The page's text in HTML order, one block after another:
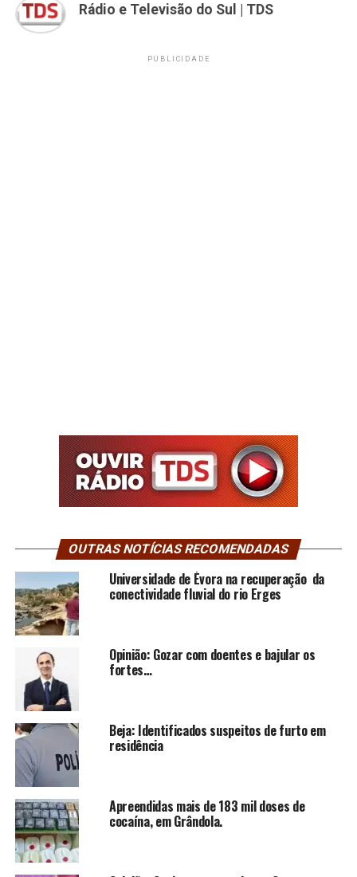
Rádio e Televisão do Sul | TDS
PUBLICIDADE
OUTRAS NOTÍCIAS RECOMENDADAS
Universidade de Évora na recuperação da
conectividade fluvial do rio Erges
Opinião: Gozar com doentes e bajular os
fortes…
Beja: Identificados suspeitos de furto em
residência
Apreendidas mais de 183 mil doses de
cocaína, em Grândola.